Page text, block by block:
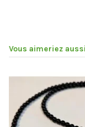
Vous aimeriez aussi